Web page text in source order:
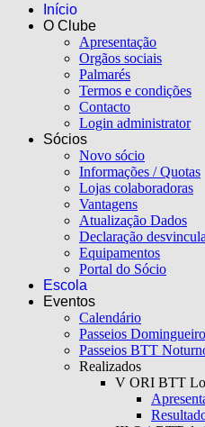
Início
O Clube
Apresentação
Orgãos sociais
Palmarés
Termos e condições
Contacto
Login administrator
Sócios
Novo sócio
Informações / Quotas
Lojas colaboradoras
Vantagens
Atualização Dados
Declaração
Equipamentos
Portal do Sócio
Escola
Eventos
Calendário
Passeios
Passeios BTT
Realizados
V ORI BTT